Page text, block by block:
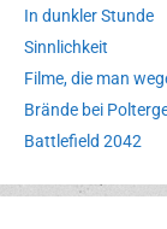
In dunkler Stunde
Sinnlichkeit
Filme, die man
Brände bei
Battlefield 2042
Erlebnispark